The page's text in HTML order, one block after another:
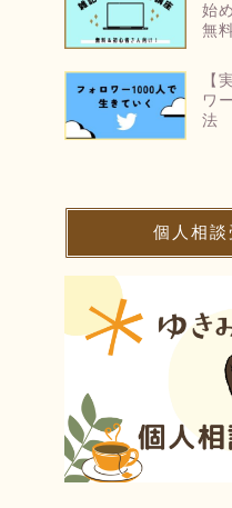
始
無
【
ワ
法
個人相談